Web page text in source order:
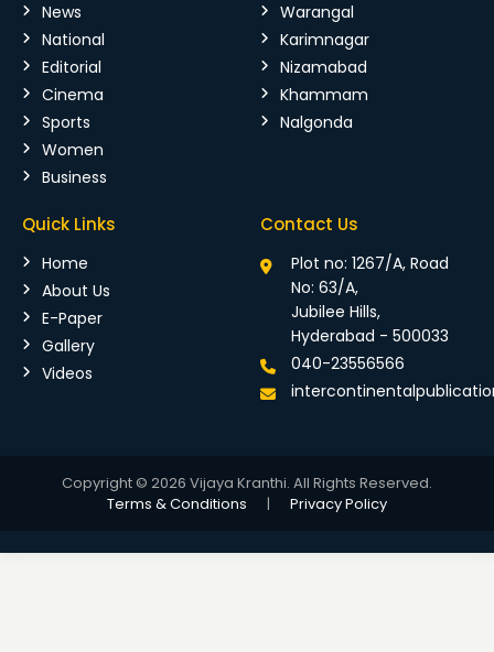
News
National
Editorial
Cinema
Sports
Women
Business
Warangal
Karimnagar
Nizamabad
Khammam
Nalgonda
Quick Links
Home
About Us
E-Paper
Gallery
Videos
Contact Us
Plot no: 1267/A, Road
No: 63/A,
Jubilee Hills,
Hyderabad - 500033
040-23556566
Copyright © 2026 Vijaya Kranthi. All Rights Reserved.
Terms & Conditions
| Privacy Policy